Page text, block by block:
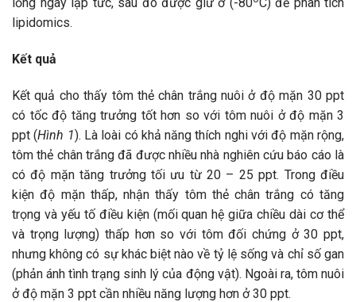
lipidomics.
Kết quả
Kết quả cho thấy tôm thẻ chân trắng nuôi ở độ mặn 30 ppt
có tốc độ tăng trưởng tốt hơn so với tôm nuôi ở độ mặn 3
ppt (Hình 1). Là loài có khả năng thích nghi với độ mặn rộng,
tôm thẻ chân trắng đã được nhiều nhà nghiên cứu báo cáo là
có độ mặn tăng trưởng tối ưu từ 20 – 25 ppt. Trong điều
kiện độ mặn thấp, nhận thấy tôm thẻ chân trắng có tăng
trọng và yếu tố điều kiện (mối quan hệ giữa chiều dài cơ thể
và trọng lượng) thấp hơn so với tôm đối chứng ở 30 ppt,
nhưng không có sự khác biệt nào về tỷ lệ sống và chỉ số gan
(phản ánh tình trạng sinh lý của động vật). Ngoài ra, tôm nuôi
ở độ mặn 3 ppt cần nhiều năng lượng hơn ở 30 ppt.